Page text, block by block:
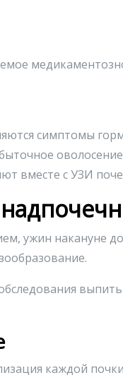
симптомы
вместе с УЗИ
ужин накануне
каждой